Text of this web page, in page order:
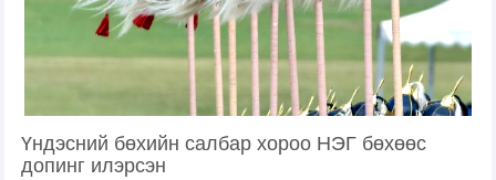
Үндэсний бөхийн салбар хороо НЭГ бөхөөс
допинг илэрсэн